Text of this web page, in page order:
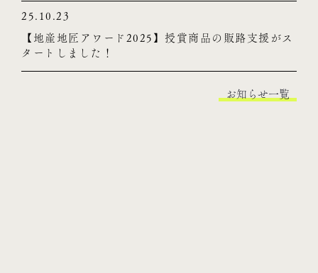
25.10.23
【地産地匠アワード2025】授賞商品の販路支援がス
タートしました！
お知らせ一覧